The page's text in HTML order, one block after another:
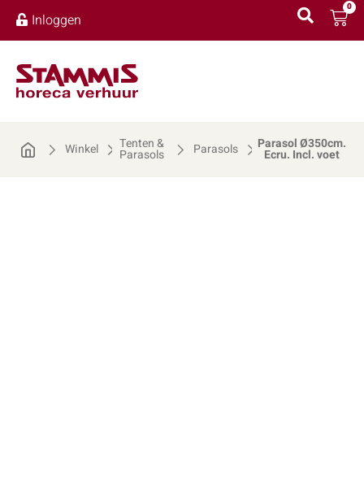
Inloggen
0
Winkel Tenten &
Parasols Parasols Parasol Ø350cm.
Ecru. Incl. voet